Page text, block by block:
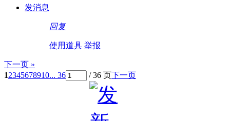
发消息
回复
使用道具 举报
下一页 »
12345678910... 36 / 36 页下一页